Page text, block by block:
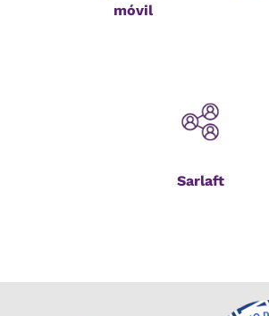
móvil
Sarlaft